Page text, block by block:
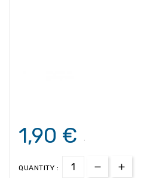
1,90 € .
QUANTITY :